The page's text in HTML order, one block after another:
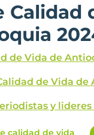
Calidad
de Vida de
de Vida de
y
calidad de vida